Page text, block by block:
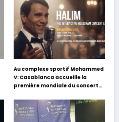
Au complexe sportif Mohammed
V: Casablanca accueille la
première mondiale du concert